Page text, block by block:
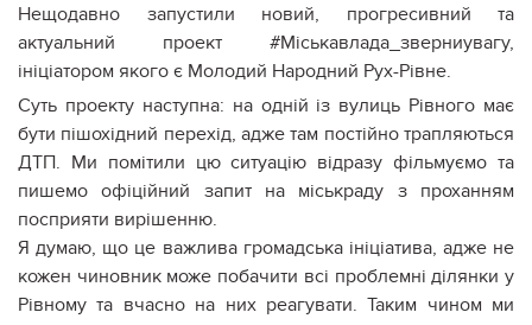
Нещодавно запустили новий, прогресивний та
актуальний проект #Міськавлада_зверниувагу,
ініціатором якого є Молодий Народний Рух-Рівне.
Суть проекту наступна: на одній із вулиць Рівного має
бути пішохідний перехід, адже там постійно трапляються
ДТП. Ми помітили цю ситуацію відразу фільмуємо та
пишемо офіційний запит на міськраду з проханням
посприяти вирішенню.
Я думаю, що це важлива громадська ініціатива, адже не
кожен чиновник може побачити всі проблемні ділянки у
Рівному та вчасно на них реагувати. Таким чином ми